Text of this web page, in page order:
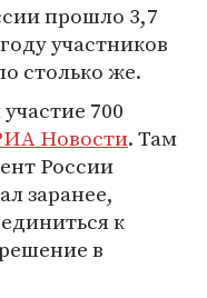
прошло 3,7
участников
столько же.
700
Новости. Там
России
заранее,
к
в